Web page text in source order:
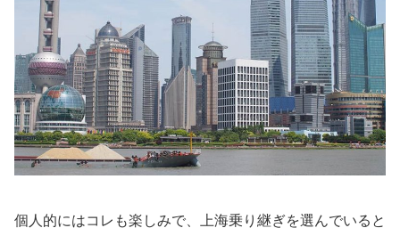
個人的にはコレも楽しみで、上海乗り継ぎを選んでいると